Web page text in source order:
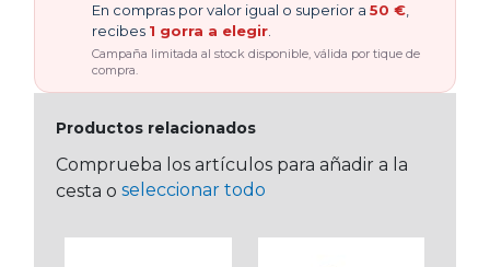
En compras por valor igual o superior a 50 €
recibes 1 gorra a elegir
Campaña limitada al stock disponible, válida por tique de
compra.
Productos relacionados
Comprueba los artículos para añadir a la
cesta o seleccionar todo